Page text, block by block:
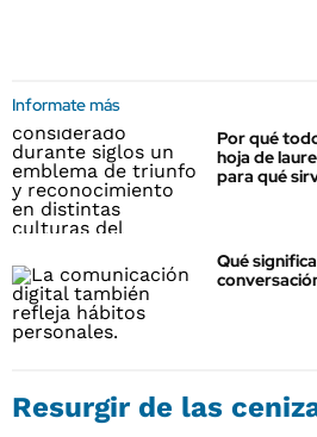
Informate más
Por qué
hoja de
para qué
Qué
Resurgir de las